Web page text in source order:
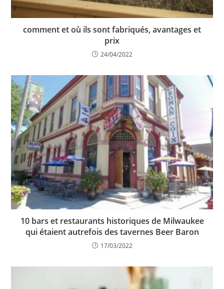
comment et où ils sont fabriqués, avantages et
prix
24/04/2022
10 bars et restaurants historiques de Milwaukee
qui étaient autrefois des tavernes Beer Baron
17/03/2022